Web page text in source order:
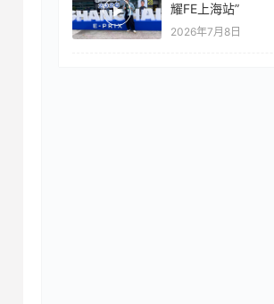
耀FE上海站”
2026年7月8日